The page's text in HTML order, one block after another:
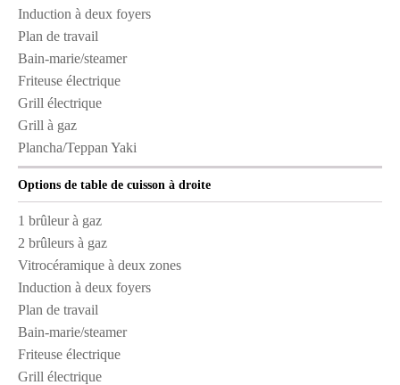
Induction à deux foyers
Plan de travail
Bain-marie/steamer
Friteuse électrique
Grill électrique
Grill à gaz
Plancha/Teppan Yaki
Options de table de cuisson à droite
1 brûleur à gaz
2 brûleurs à gaz
Vitrocéramique à deux zones
Induction à deux foyers
Plan de travail
Bain-marie/steamer
Friteuse électrique
Grill électrique